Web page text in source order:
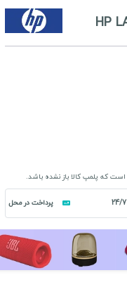
است که پلمپ کالا باز نشده باشد.
پرداخت در محل